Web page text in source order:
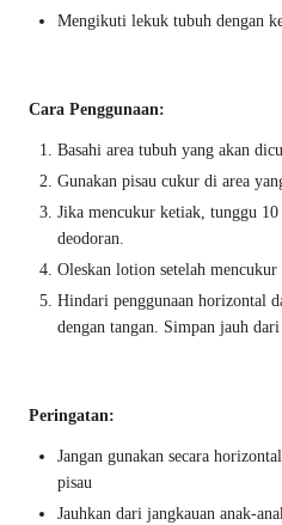
Mengikuti lekuk tubuh dengan
Cara Penggunaan:
Basahi area tubuh yang akan
Gunakan pisau cukur di area
Jika mencukur ketiak, tunggu
deodoran.
Oleskan lotion setelah
Hindari penggunaan horizontal
dengan tangan. Simpan jauh
Peringatan:
Jangan gunakan secara
pisau
Jauhkan dari jangkauan anak-